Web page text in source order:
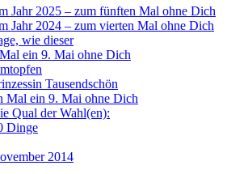
Jahr 2025 – zum fünften Mal ohne Dich
Jahr 2024 – zum vierten Mal ohne Dich
wie dieser
ein 9. Mai ohne Dich
Tausendschön
Mal ein 9. Mai ohne Dich
Qual der Wahl(en):
Dinge
2014